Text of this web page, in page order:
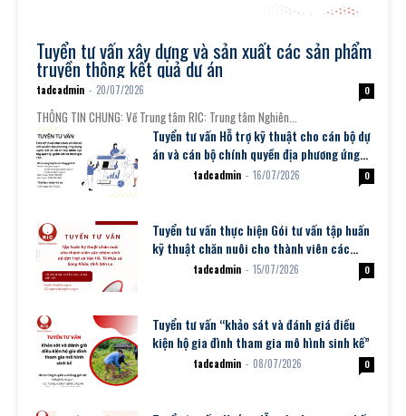
Tuyển tư vấn xây dựng và sản xuất các sản phẩm
truyền thông kết quả dự án
tadcadmin - 20/07/2026 0
THÔNG TIN CHUNG: Về Trung tâm RIC: Trung tâm Nghiên...
Tuyển tư vấn Hỗ trợ kỹ thuật cho cán bộ dự
án và cán bộ chính quyền địa phương ứng
dụng chuyển đổi...
tadcadmin - 16/07/2026 0
Tuyển tư vấn thực hiện Gói tư vấn tập huấn
kỹ thuật chăn nuôi cho thành viên các
nhóm sinh kế đợt 1
tadcadmin - 15/07/2026 0
Tuyển tư vấn “khảo sát và đánh giá điều
kiện hộ gia đình tham gia mô hình sinh kế”
tadcadmin - 08/07/2026 0